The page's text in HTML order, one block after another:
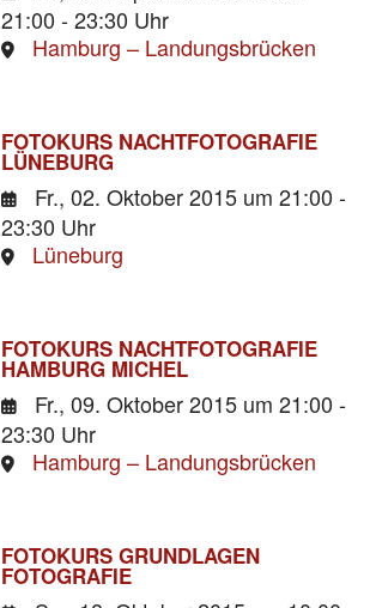
21:00 - 23:30 Uhr
Hamburg – Landungsbrücken
FOTOKURS NACHTFOTOGRAFIE
LÜNEBURG
Fr., 02. Oktober 2015 um 21:00 -
23:30 Uhr
Lüneburg
FOTOKURS NACHTFOTOGRAFIE
HAMBURG MICHEL
Fr., 09. Oktober 2015 um 21:00 -
23:30 Uhr
Hamburg – Landungsbrücken
FOTOKURS GRUNDLAGEN
FOTOGRAFIE